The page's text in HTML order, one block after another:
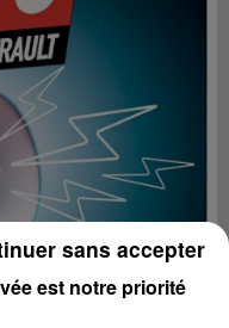
est notre priorité
sans accepter